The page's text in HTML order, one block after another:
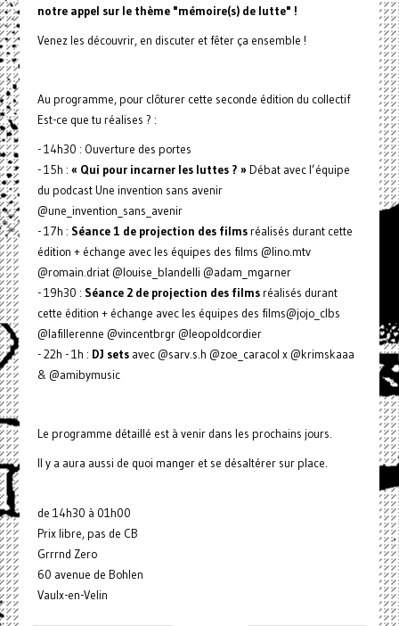
notre appel sur le thème "mémoire(s) de lutte" !
Venez les découvrir, en discuter et fêter ça ensemble !
Au programme, pour clôturer cette seconde édition du collectif
Est-ce que tu réalises ? :
- 14h30 : Ouverture des portes
- 15h : « Qui pour incarner les luttes ? »Débat avec l’équipe
du podcast Une invention sans avenir
@une_invention_sans_avenir
- 17h : Séance 1 de projection des filmsréalisés durant cette
édition + échange avec les équipes des films @lino.mtv
@romain.driat @louise_blandelli @adam_mgarner
- 19h30 : Séance 2 de projection des filmsréalisés durant
cette édition + échange avec les équipes des films@jojo_clbs
@lafillerenne @vincentbrgr @leopoldcordier
- 22h - 1h : DJ setsavec @sarv.s.h @zoe_caracol x @krimskaaa
& @amibymusic
Le programme détaillé est à venir dans les prochains jours.
Il y a aura aussi de quoi manger et se désaltérer sur place.
de 14h30 à 01h00
Prix libre, pas de CB
Grrrnd Zero
60 avenue de Bohlen
Vaulx-en-Velin